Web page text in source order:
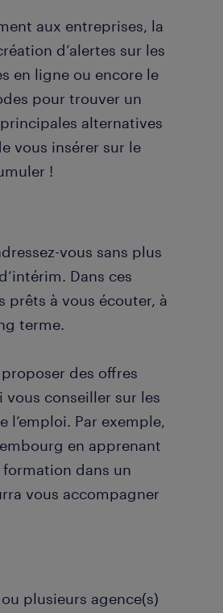
aux entreprises, la
d’alertes sur les
en ligne ou encore le
pour trouver un
alternatives
vous insérer sur le
!
vous sans plus
Dans ces
prêts à vous écouter, à
terme.
des offres
conseiller sur les
Par exemple,
en apprenant
dans un
vous accompagner
plusieurs agence(s)